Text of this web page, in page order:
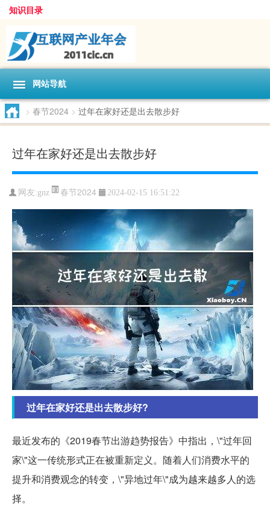
知识目录
网站导航
> 春节2024 > 过年在家好还是出去散步好
过年在家好还是出去散步好
网友:gnz 春节2024 2024-02-15 16:51:22
过年在家好还是出去散步好?
最近发布的《2019春节出游趋势报告》中指出，\"过年回
家\"这一传统形式正在被重新定义。随着人们消费水平的
提升和消费观念的转变，\"异地过年\"成为越来越多人的选
择。